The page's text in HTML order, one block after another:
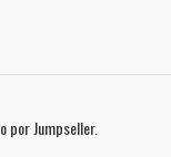
por Jumpseller.